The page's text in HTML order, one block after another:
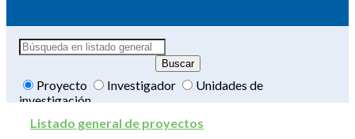
Proyecto Investigador
Unidades de
investigación
Listado general de proyectos